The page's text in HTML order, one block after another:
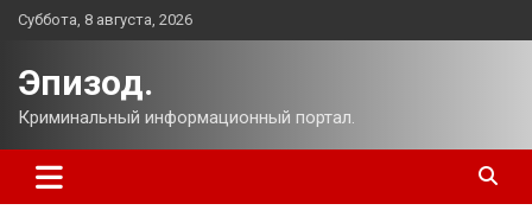
Перейти
Суббота, 8 августа, 2026
Эпизод.
Криминальный информационный портал.